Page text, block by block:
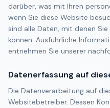
darüber, was mit Ihren
wenn Sie diese Website
sind alle Daten, mit denen
können. Ausführliche
entnehmen Sie unserer
Datenerfassung auf
Die Datenverarbeitung auf
Websitebetreiber. Dessen